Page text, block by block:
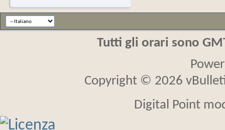
Tutti gli orari sono
Copyright © 2026
Digital Point